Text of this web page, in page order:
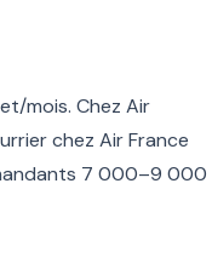
mois. Chez Air
chez Air France
7 000–9 000